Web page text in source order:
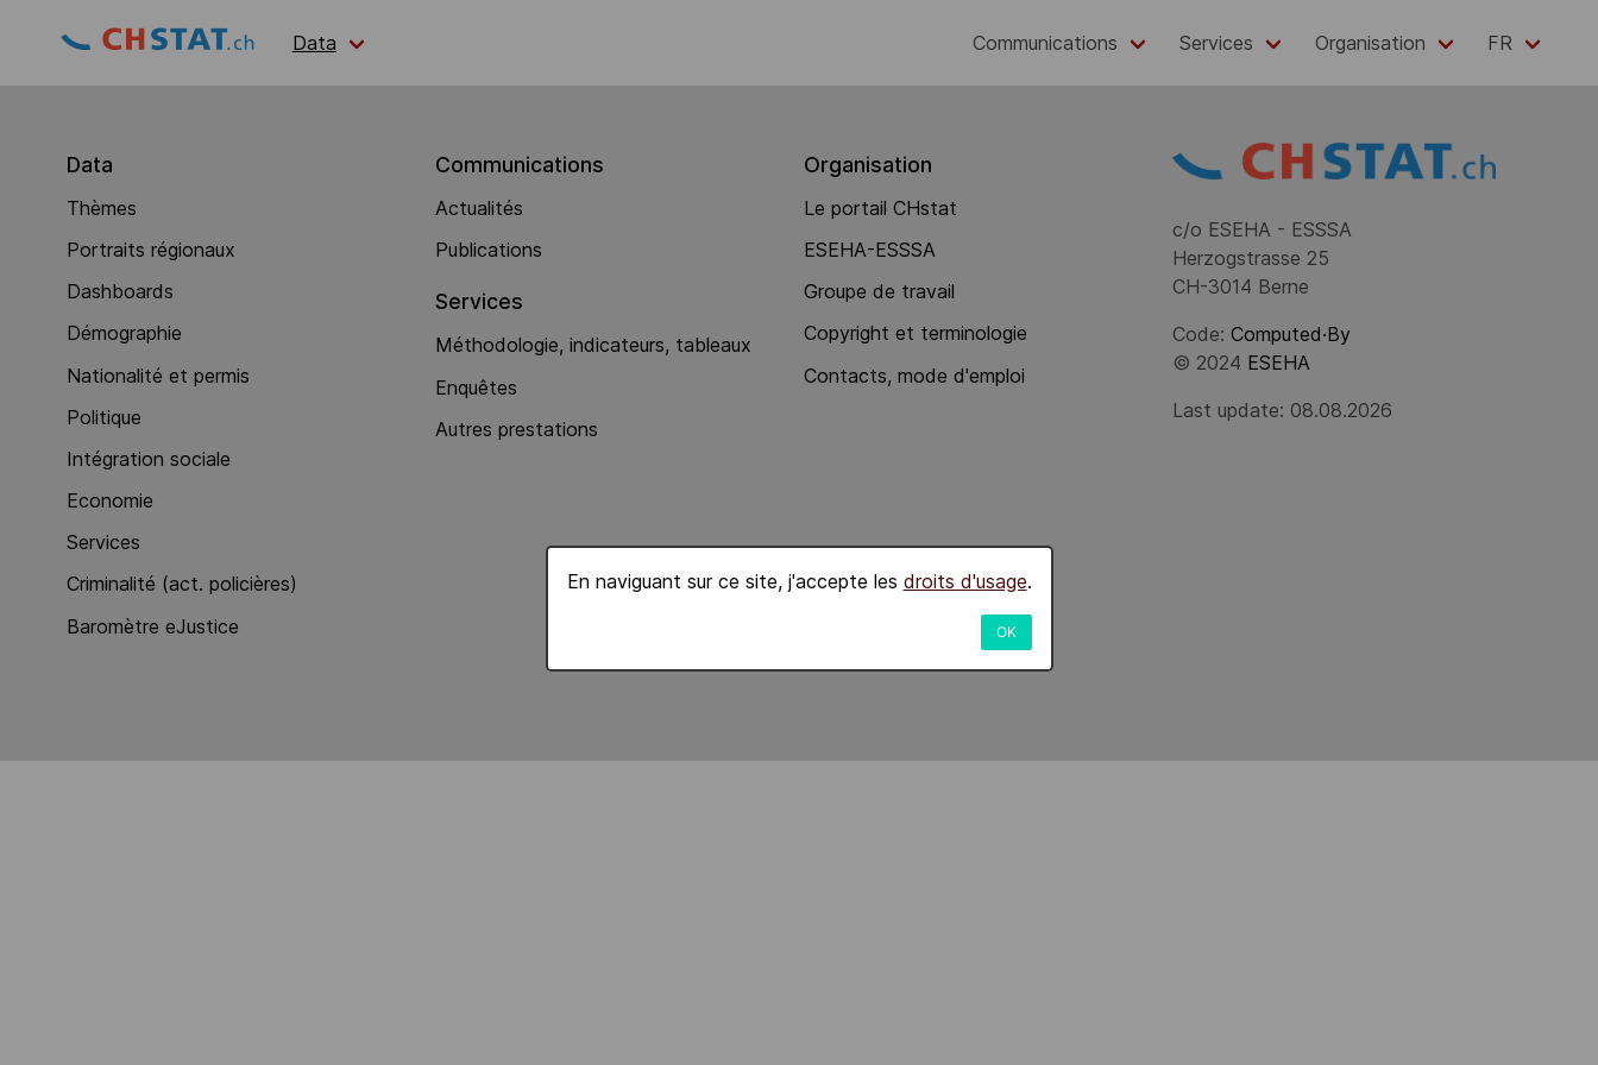
Data Communications Services Organisation FR
En naviguant sur ce site, j'accepte les droits d'usage.
OK
Data
Thèmes
Portraits régionaux
Dashboards
Démographie
Nationalité et permis
Politique
Intégration sociale
Economie
Services
Criminalité (act. policières)
Baromètre eJustice
Communications
Actualités
Publications
Services
Méthodologie, indicateurs, tableaux
Enquêtes
Autres prestations
Organisation
Le portail CHstat
ESEHA-ESSSA
Groupe de travail
Copyright et terminologie
Contacts, mode d'emploi
c/o ESEHA - ESSSA
Herzogstrasse 25
CH-3014 Berne
Code: Computed·By
© 2024 ESEHA
Last update: 08.08.2026